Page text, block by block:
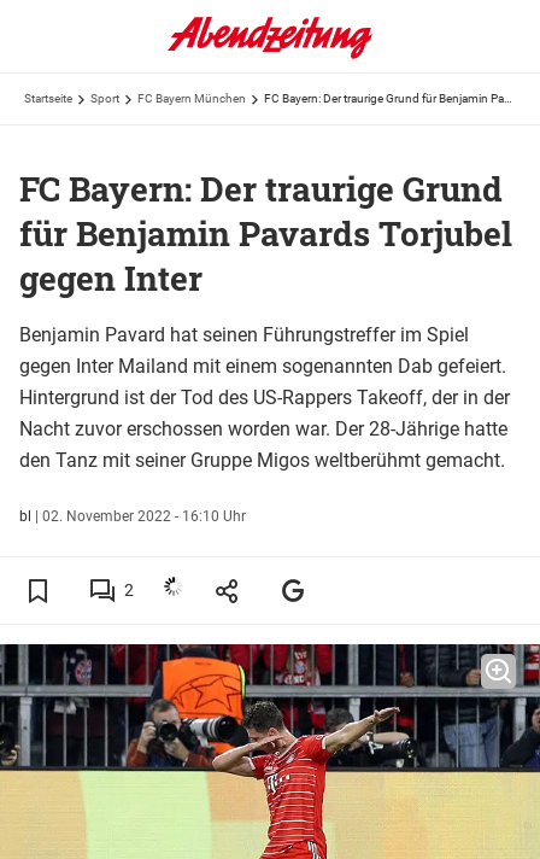
Startseite Sport FC Bayern München
FC Bayern: Der traurige Grund
für Benjamin Pavards Torjubel
gegen Inter
Benjamin Pavard hat seinen Führungstreffer im Spiel
gegen Inter Mailand mit einem sogenannten Dab gefeiert.
Hintergrund ist der Tod des US-Rappers Takeoff, der in der
Nacht zuvor erschossen worden war. Der 28-Jährige hatte
den Tanz mit seiner Gruppe Migos weltberühmt gemacht.
bl | 02. November 2022 - 16:10 Uhr
2